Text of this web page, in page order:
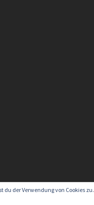
du der Verwendung von Cookies zu.